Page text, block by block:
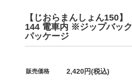
【じおらまんしょん150】
144 電車内 ※ジップバック
パッケージ
販売価格 2,420円(税込)